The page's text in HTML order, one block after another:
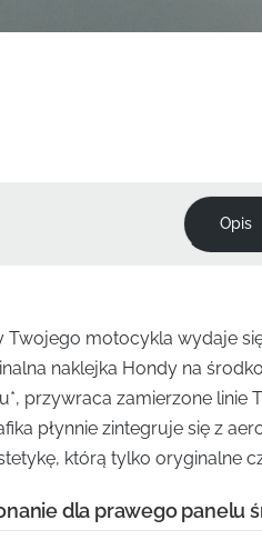
Opis
Twojego motocykla wydaje
naklejka Hondy na
przywraca zamierzone linie
płynnie zintegruje się z
którą tylko oryginalne
dla prawego panelu